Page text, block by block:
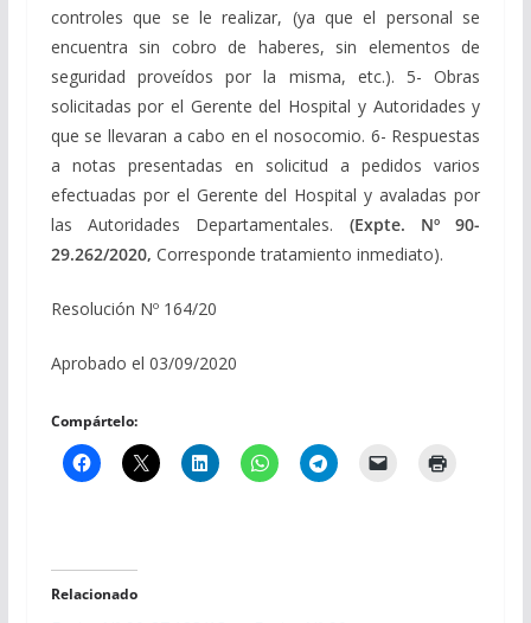
controles que se le realizar, (ya que el personal se
encuentra sin cobro de haberes, sin elementos de
seguridad proveídos por la misma, etc.). 5- Obras
solicitadas por el Gerente del Hospital y Autoridades y
que se llevaran a cabo en el nosocomio. 6- Respuestas
a notas presentadas en solicitud a pedidos varios
efectuadas por el Gerente del Hospital y avaladas por
las Autoridades Departamentales. (Expte. Nº 90-
29.262/2020, Corresponde tratamiento inmediato).
Resolución Nº 164/20
Aprobado el 03/09/2020
Compártelo:
Relacionado